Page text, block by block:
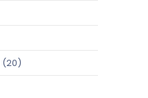
(20)